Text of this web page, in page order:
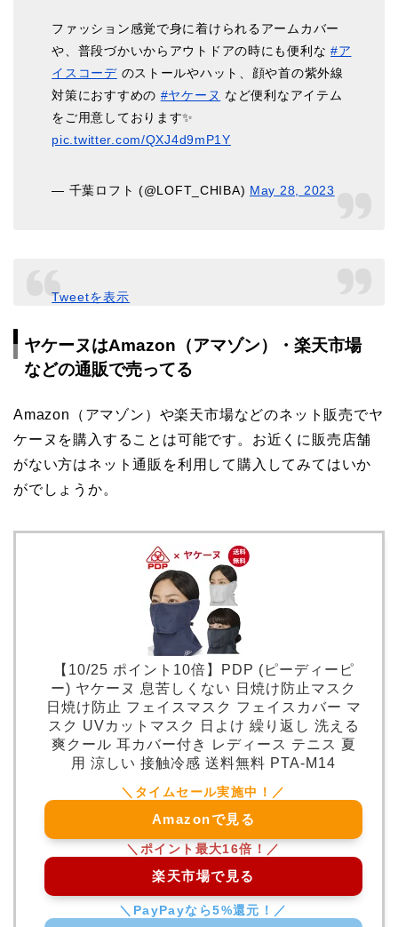
ファッション感覚で身に着けられるアームカバー
や、普段づかいからアウトドアの時にも便利な#ア
イスコーデのストールやハット、顔や首の紫外線
対策におすすめの #ヤケーヌ など便利なアイテム
をご用意しております✨
pic.twitter.com/QXJ4d9mP1Y
— 千葉ロフト (@LOFT_CHIBA) May 28, 2023
Tweetを表示
ヤケーヌはAmazon（アマゾン）・楽天市場
などの通販で売ってる
Amazon（アマゾン）や楽天市場などのネット販売でヤ
ケーヌを購入することは可能です。お近くに販売店舗
がない方はネット通販を利用して購入してみてはいか
がでしょうか。
【10/25 ポイント10倍】PDP (ピーディーピ
ー) ヤケーヌ 息苦しくない 日焼け防止マスク
日焼け防止 フェイスマスク フェイスカバー マ
スク UVカットマスク 日よけ 繰り返し 洗える
爽クール 耳カバー付き レディース テニス 夏
用 涼しい 接触冷感 送料無料 PTA-M14
Amazonで見る
楽天市場で見る